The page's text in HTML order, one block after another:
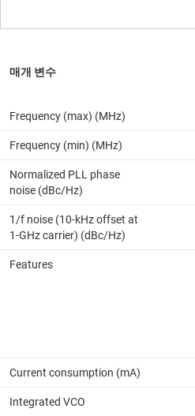
Frequency (max) (MHz)
Frequency (min) (MHz)
Normalized PLL phase
noise (dBc/Hz)
1/f noise (10-kHz offset at
1-GHz carrier) (dBc/Hz)
Features
Current consumption (mA)
Integrated VCO